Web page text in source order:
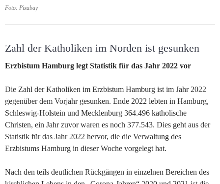
Foto: Pixabay
Zahl der Katholiken im Norden ist gesunken
Erzbistum Hamburg legt Statistik für das Jahr 2022 vor
Die Zahl der Katholiken im Erzbistum Hamburg ist im Jahr 2022
gegenüber dem Vorjahr gesunken. Ende 2022 lebten in Hamburg,
Schleswig-Holstein und Mecklenburg 364.496 katholische
Christen, ein Jahr zuvor waren es noch 377.543. Dies geht aus der
Statistik für das Jahr 2022 hervor, die die Verwaltung des
Erzbistums Hamburg in dieser Woche vorgelegt hat.
Nach den teils deutlichen Rückgängen in einzelnen Bereichen des